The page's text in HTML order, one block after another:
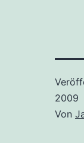
2009
Von